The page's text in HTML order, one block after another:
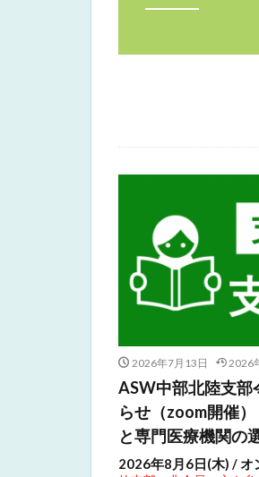
2026年7月13日 2026
ASW中部北陸支部
らせ（zoom開催
と専門医療機関の
2026年8月6日(木) /